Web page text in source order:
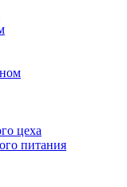
цеха
питания